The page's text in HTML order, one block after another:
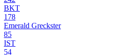
BKT
178
Emerald Greckster
85
IST
54